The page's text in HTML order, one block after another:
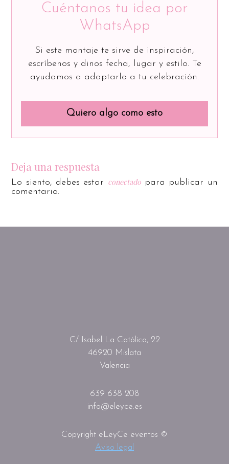
Cuéntanos tu idea por
WhatsApp
Si este montaje te sirve de inspiración,
escríbenos y dinos fecha, lugar y estilo. Te
ayudamos a adaptarlo a tu celebración.
Quiero algo como esto
Deja una respuesta
Lo siento, debes estar conectadopara publicar un
comentario.
C/ Isabel La Católica, 22
46920 Mislata
Valencia
639 638 208
info@eleyce.es
Copyright eLeyCe eventos ©
Aviso legal